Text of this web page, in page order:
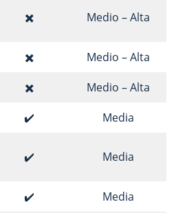
✖️ Medio – Alta
✖️ Medio – Alta
✖️ Medio – Alta
✔️ Media
✔️ Media
✔️ Media